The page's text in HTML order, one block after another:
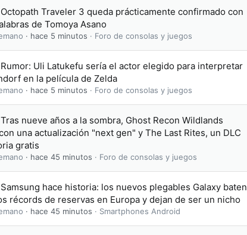
Octopath Traveler 3 queda prácticamente confirmado con
de Tomoya Asano
hace 5 minutos Foro de consolas y juegos
Rumor: Uli Latukefu sería el actor elegido para interpretar
en la película de Zelda
hace 5 minutos Foro de consolas y juegos
Tras nueve años a la sombra, Ghost Recon Wildlands
una actualización "next gen" y The Last Rites, un DLC
gratis
hace 45 minutos Foro de consolas y juegos
Samsung hace historia: los nuevos plegables Galaxy baten
récords de reservas en Europa y dejan de ser un nicho
hace 45 minutos Smartphones Android